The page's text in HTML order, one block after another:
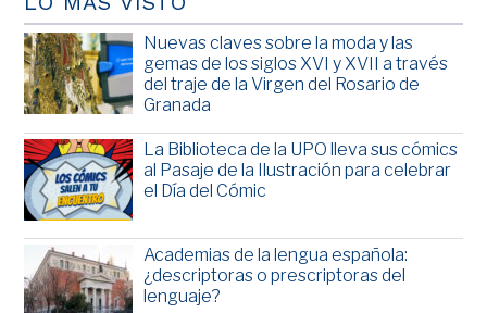
Nuevas claves sobre la moda y las
gemas de los siglos XVI y XVII a través
del traje de la Virgen del Rosario de
Granada
La Biblioteca de la UPO lleva sus cómics
al Pasaje de la Ilustración para celebrar
el Día del Cómic
Academias de la lengua española:
¿descriptoras o prescriptoras del
lenguaje?